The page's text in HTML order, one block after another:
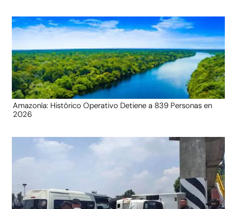
Amazonía: Histórico Operativo Detiene a 839 Personas en
2026